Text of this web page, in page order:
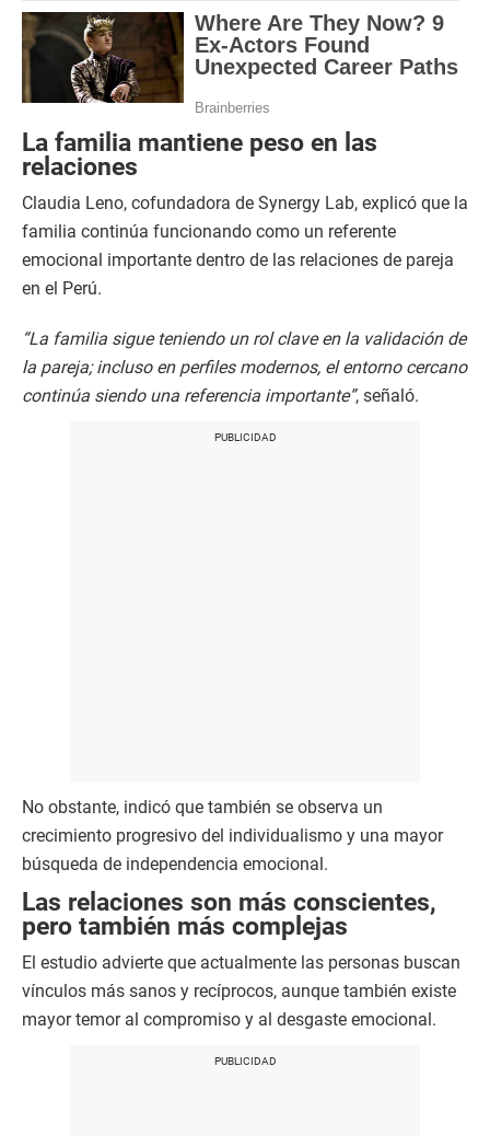
La familia mantiene peso en las
relaciones
Claudia Leno, cofundadora de Synergy Lab, explicó que la
familia continúa funcionando como un referente
emocional importante dentro de las relaciones de pareja
en el Perú.
“La familia sigue teniendo un rol clave en la validación de
la pareja; incluso en perfiles modernos, el entorno cercano
continúa siendo una referencia importante”, señaló.
No obstante, indicó que también se observa un
crecimiento progresivo del individualismo y una mayor
búsqueda de independencia emocional.
Las relaciones son más conscientes,
pero también más complejas
El estudio advierte que actualmente las personas buscan
vínculos más sanos y recíprocos, aunque también existe
mayor temor al compromiso y al desgaste emocional.